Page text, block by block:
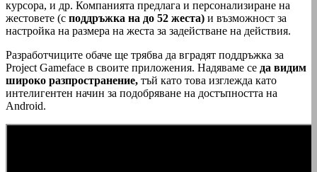
курсора, и др. Компанията предлага и персонализиране на
жестовете (с поддръжка на до 52 жеста) и възможност за
настройка на размера на жеста за задействане на действия.
Разработчиците обаче ще трябва да вградят поддръжка за
Project Gameface в своите приложения. Надяваме се да видим
широко разпространение, тъй като това изглежда като
интелигентен начин за подобряване на достъпността на
Android.